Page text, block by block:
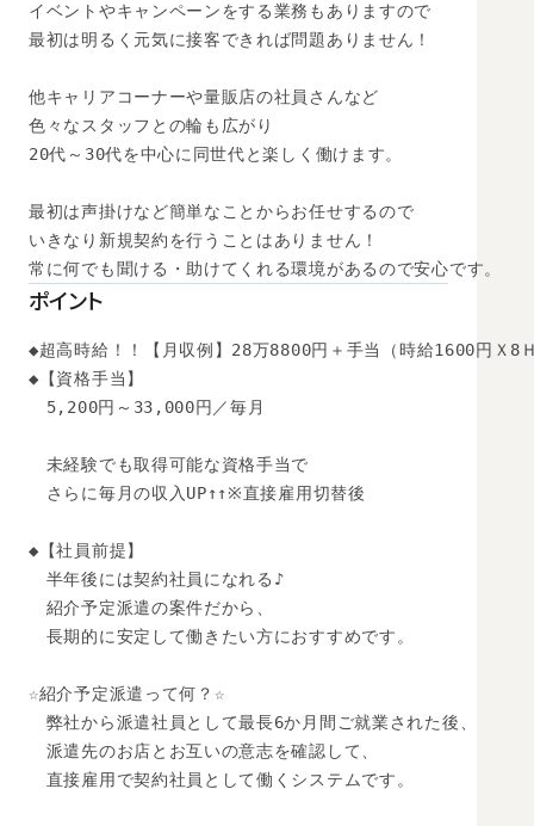
イベントやキャンペーンをする業務もありますので
最初は明るく元気に接客できれば問題ありません！
他キャリアコーナーや量販店の社員さんなど
色々なスタッフとの輪も広がり
20代～30代を中心に同世代と楽しく働けます。
最初は声掛けなど簡単なことからお任せするので
いきなり新規契約を行うことはありません！
ポイント
◆超高時給！！【月収例】28万8800円＋手当（時給1600円Ｘ8
◆【資格手当】
5,200円～33,000円／毎月
未経験でも取得可能な資格手当で
さらに毎月の収入UP↑↑※直接雇用切替後
◆【社員前提】
半年後には契約社員になれる♪
紹介予定派遣の案件だから、
長期的に安定して働きたい方におすすめです。
☆紹介予定派遣って何？☆
弊社から派遣社員として最長6か月間ご就業された後、
派遣先のお店とお互いの意志を確認して、
直接雇用で契約社員として働くシステムです。